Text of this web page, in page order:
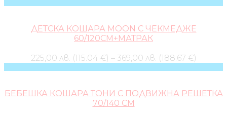
ДЕТСКА КОШАРА MOON С ЧЕКМЕДЖЕ
60/120СМ+МАТРАК
225,00 лв. (115.04 €) – 369,00 лв. (188.67 €)
БЕБЕШКА КОШАРА ТОНИ С ПОДВИЖНА РЕШЕТКА
70/140 СМ